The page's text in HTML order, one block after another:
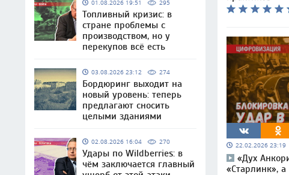
01.08.2026 19:51 295
Топливный кризис: в
стране проблемы с
производством, но у
перекупов всё есть
03.08.2026 23:12 274
Бордюринг выходит на
новый уровень: теперь
предлагают сносить
целыми зданиями
02.08.2026 16:04 270
Удары по Wildberries: в
чём заключается главный
22.02.2026 23:19
«Дух
«Старлинк»,